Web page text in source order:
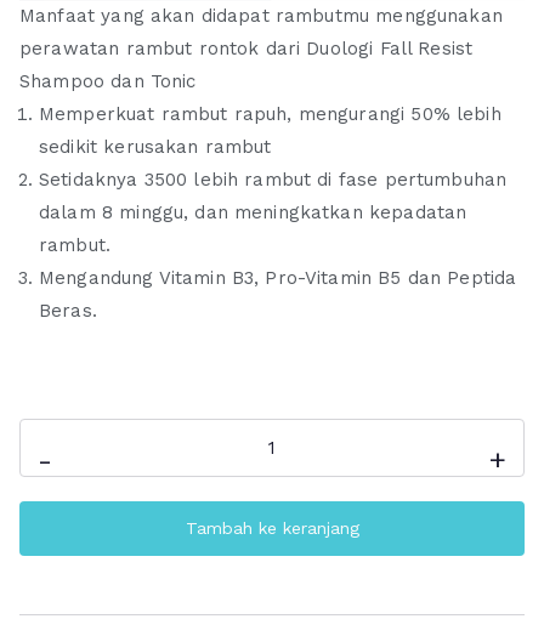
Manfaat yang akan didapat rambutmu menggunakan
perawatan rambut rontok dari Duologi Fall Resist
Shampoo dan Tonic
Memperkuat rambut rapuh, mengurangi 50% lebih
sedikit kerusakan rambut
Setidaknya 3500 lebih rambut di fase pertumbuhan
dalam 8 minggu, dan meningkatkan kepadatan
rambut.
Mengandung Vitamin B3, Pro-Vitamin B5 dan Peptida
Beras.
-
DUOLOGI
Fall
+
Tambah ke keranjang